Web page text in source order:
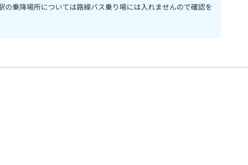
乗降場所については路線バス乗り場には入れませんので確認を